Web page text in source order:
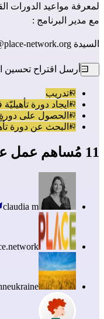
لمعرفة مواعيد الدورات
مع مدير البرنامج :
السيدة Karla Tijero، network.org
أرسل اقتراح تحسين
تدريب
ايجاد دورة
الحصول على دورةٍ
البحث عن دورة
11 مُساهم عمل على هذه الصفحة
claudia m